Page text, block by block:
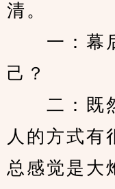
清。
一：幕后
己？
二：既然
人的方式有
总感觉是大